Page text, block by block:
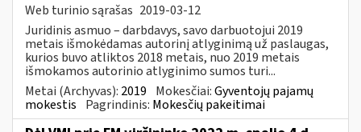
Web turinio sąrašas 2019-03-12
Juridinis asmuo – darbdavys, savo darbuotojui 2019
metais išmokėdamas autorinį atlyginimą už paslaugas,
kurios buvo atliktos 2018 metais, nuo 2019 metais
išmokamos autorinio atlyginimo sumos turi...
Metai (Archyvas): 2019 Mokesčiai:Gyventojų pajamų
mokestis Pagrindinis: Mokesčių pakeitimai